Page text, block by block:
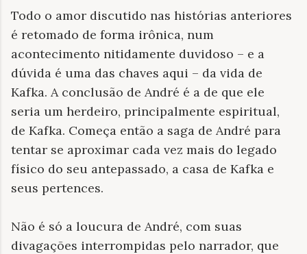
Todo o amor discutido nas histórias anteriores
é retomado de forma irônica, num
acontecimento nitidamente duvidoso – e a
dúvida é uma das chaves aqui – da vida de
Kafka. A conclusão de André é a de que ele
seria um herdeiro, principalmente espiritual,
de Kafka. Começa então a saga de André para
tentar se aproximar cada vez mais do legado
físico do seu antepassado, a casa de Kafka e
seus pertences.
Não é só a loucura de André, com suas
divagações interrompidas pelo narrador, que